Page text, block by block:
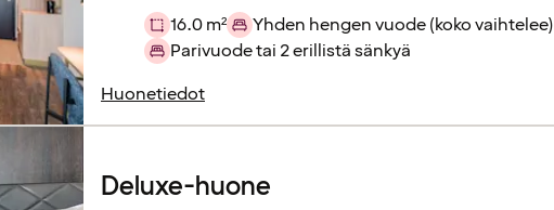
16.0 m²
Yhden hengen vuode (koko vaihtelee)
Parivuode tai 2 erillistä sänkyä
Huonetiedot
Deluxe-huone